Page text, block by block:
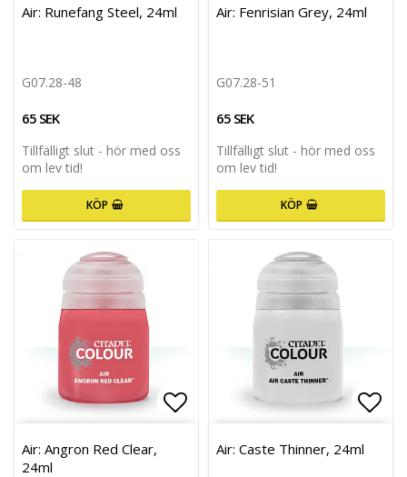
Air: Runefang Steel, 24ml
G07.28-48
65 SEK
Tillfälligt slut - hör med oss
om lev tid!
KÖP
Air: Fenrisian Grey, 24ml
G07.28-51
65 SEK
Tillfälligt slut - hör med oss
om lev tid!
KÖP
Lägg till i favoritlistan
Air: Angron Red Clear,
24ml
Air: Caste Thinner, 24ml